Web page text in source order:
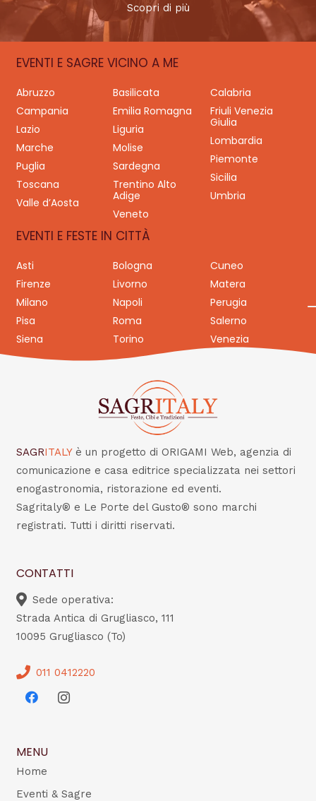
Scopri di più
EVENTI E SAGRE VICINO A ME
Abruzzo Basilicata
Calabria
Campania
Emilia Romagna
Friuli Venezia
Giulia
Lazio
Liguria
Lombardia
Marche
Molise
Piemonte
Puglia
Sardegna
Sicilia
Toscana
Trentino Alto
Adige
Umbria
Valle d’Aosta
Veneto
EVENTI E FESTE IN CITTÀ
Asti Bologna
Cuneo
Firenze
Livorno
Matera
Milano
Napoli
Perugia
Pisa
Roma
Salerno
Siena
Torino Venezia
SAGRITALY è un progetto di ORIGAMI Web, agenzia di
comunicazione e casa editrice specializzata nei settori
enogastronomia, ristorazione ed eventi.
Sagritaly® e Le Porte del Gusto® sono marchi
registrati. Tutti i diritti riservati.
CONTATTI
Sede operativa:
Strada Antica di Grugliasco, 111
10095 Grugliasco (To)
011 0412220
MENU
Home
Eventi & Sagre